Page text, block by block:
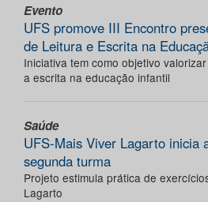
Evento
UFS promove III Encontro
de Leitura e Escrita na
Iniciativa tem como objetivo
a escrita na educação infantil
Saúde
UFS-Mais Viver Lagarto inicia
segunda turma
Projeto estimula prática de
Lagarto